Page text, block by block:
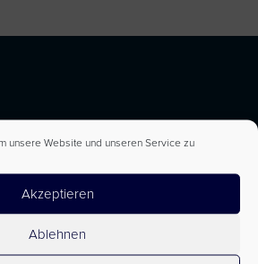
unsere Website und unseren Service zu
Akzeptieren
Ablehnen